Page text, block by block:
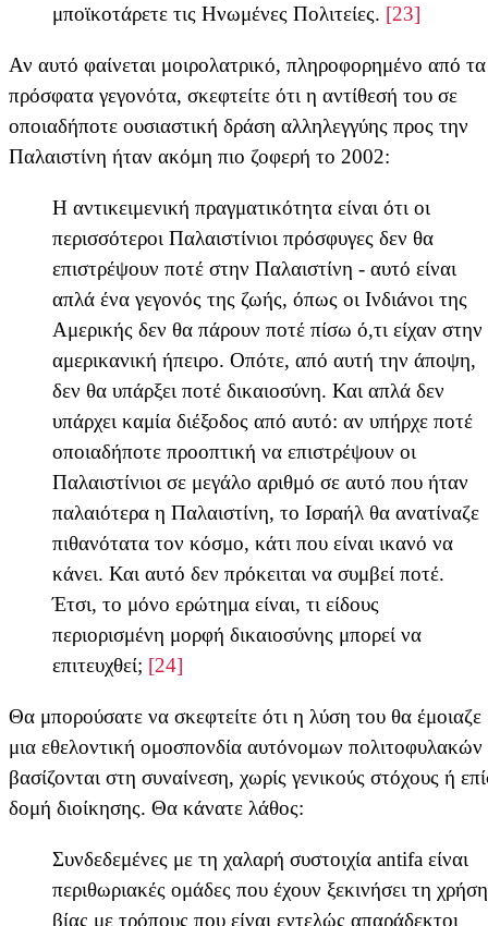
μποϊκοτάρετε τις Ηνωμένες Πολιτείες. [23]
Αν αυτό φαίνεται μοιρολατρικό, πληροφορημένο από τα
πρόσφατα γεγονότα, σκεφτείτε ότι η αντίθεσή του σε
οποιαδήποτε ουσιαστική δράση αλληλεγγύης προς την
Παλαιστίνη ήταν ακόμη πιο ζοφερή το 2002:
Η αντικειμενική πραγματικότητα είναι ότι οι
περισσότεροι Παλαιστίνιοι πρόσφυγες δεν θα
επιστρέψουν ποτέ στην Παλαιστίνη - αυτό είναι
απλά ένα γεγονός της ζωής, όπως οι Ινδιάνοι της
Αμερικής δεν θα πάρουν ποτέ πίσω ό,τι είχαν στην
αμερικανική ήπειρο. Οπότε, από αυτή την άποψη,
δεν θα υπάρξει ποτέ δικαιοσύνη. Και απλά δεν
υπάρχει καμία διέξοδος από αυτό: αν υπήρχε ποτέ
οποιαδήποτε προοπτική να επιστρέψουν οι
Παλαιστίνιοι σε μεγάλο αριθμό σε αυτό που ήταν
παλαιότερα η Παλαιστίνη, το Ισραήλ θα ανατίναζε
πιθανότατα τον κόσμο, κάτι που είναι ικανό να
κάνει. Και αυτό δεν πρόκειται να συμβεί ποτέ.
Έτσι, το μόνο ερώτημα είναι, τι είδους
περιορισμένη μορφή δικαιοσύνης μπορεί να
επιτευχθεί; [24]
Θα μπορούσατε να σκεφτείτε ότι η λύση του θα έμοιαζε
μια εθελοντική ομοσπονδία αυτόνομων
βασίζονται στη συναίνεση, χωρίς γενικούς στόχους ή
δομή διοίκησης. Θα κάνατε λάθος:
Συνδεδεμένες με τη χαλαρή συστοιχία antifa είναι
περιθωριακές ομάδες που έχουν ξεκινήσει τη χρήση
βίας με τρόπους που είναι εντελώς απαράδεκτοι